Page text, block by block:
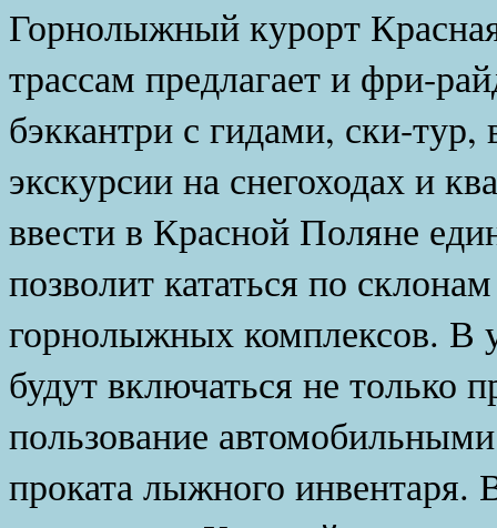
Горнолыжный курорт
трассам предлагает и фри-
бэккантри с гидами, ски-
экскурсии на снегоходах и
ввести в Красной Поляне
позволит кататься по
горнолыжных комплексов. В
будут включаться не только
пользование
проката лыжного